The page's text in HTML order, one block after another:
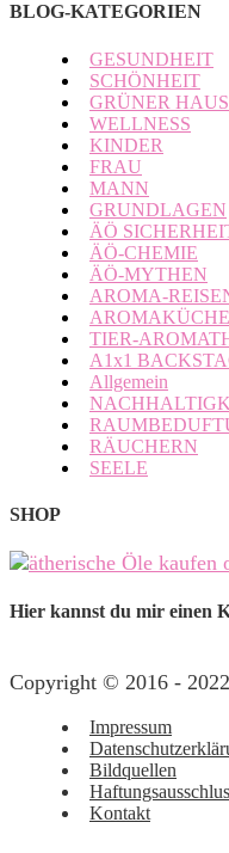
BLOG-KATEGORIEN
GESUNDHEIT
SCHÖNHEIT
GRÜNER
WELLNESS
KINDER
FRAU
MANN
GRUNDLAGEN
ÄÖ
ÄÖ-CHEMIE
ÄÖ-MYTHEN
AROMA-
AROMAKÜCHE
TIER-
A1x1
Allgemein
RÄUCHERN
SEELE
SHOP
Hier kannst du mir einen
Copyright © 2016 -
Impressum
Bildquellen
Kontakt